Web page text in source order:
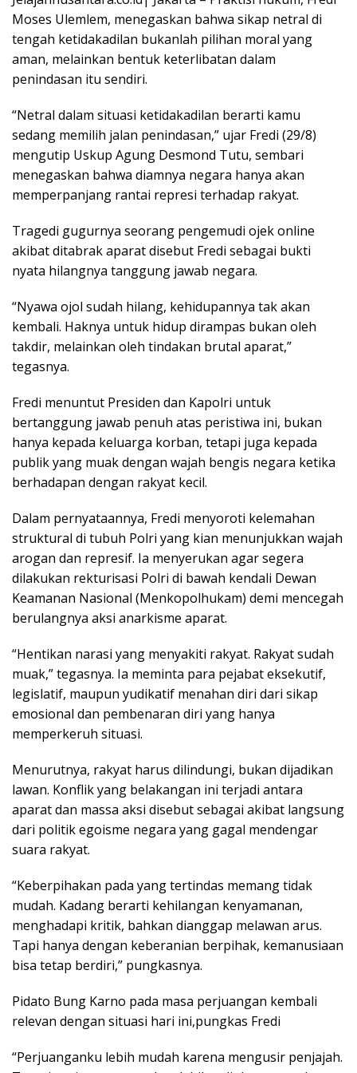
Moses Ulemlem, menegaskan bahwa sikap netral di
tengah ketidakadilan bukanlah pilihan moral yang
aman, melainkan bentuk keterlibatan dalam
penindasan itu sendiri.
“Netral dalam situasi ketidakadilan berarti kamu
sedang memilih jalan penindasan,” ujar Fredi (29/8)
mengutip Uskup Agung Desmond Tutu, sembari
menegaskan bahwa diamnya negara hanya akan
memperpanjang rantai represi terhadap rakyat.
Tragedi gugurnya seorang pengemudi ojek online
akibat ditabrak aparat disebut Fredi sebagai bukti
nyata hilangnya tanggung jawab negara.
“Nyawa ojol sudah hilang, kehidupannya tak akan
kembali. Haknya untuk hidup dirampas bukan oleh
takdir, melainkan oleh tindakan brutal aparat,”
tegasnya.
Fredi menuntut Presiden dan Kapolri untuk
bertanggung jawab penuh atas peristiwa ini, bukan
hanya kepada keluarga korban, tetapi juga kepada
publik yang muak dengan wajah bengis negara ketika
berhadapan dengan rakyat kecil.
Dalam pernyataannya, Fredi menyoroti kelemahan
struktural di tubuh Polri yang kian menunjukkan wajah
arogan dan represif. Ia menyerukan agar segera
dilakukan rekturisasi Polri di bawah kendali Dewan
Keamanan Nasional (Menkopolhukam) demi mencegah
berulangnya aksi anarkisme aparat.
“Hentikan narasi yang menyakiti rakyat. Rakyat sudah
muak,” tegasnya. Ia meminta para pejabat eksekutif,
legislatif, maupun yudikatif menahan diri dari sikap
emosional dan pembenaran diri yang hanya
memperkeruh situasi.
Menurutnya, rakyat harus dilindungi, bukan dijadikan
lawan. Konflik yang belakangan ini terjadi antara
aparat dan massa aksi disebut sebagai akibat langsung
dari politik egoisme negara yang gagal mendengar
suara rakyat.
“Keberpihakan pada yang tertindas memang tidak
mudah. Kadang berarti kehilangan kenyamanan,
menghadapi kritik, bahkan dianggap melawan arus.
Tapi hanya dengan keberanian berpihak, kemanusiaan
bisa tetap berdiri,” pungkasnya.
Pidato Bung Karno pada masa perjuangan kembali
relevan dengan situasi hari ini,pungkas Fredi
“Perjuanganku lebih mudah karena mengusir penjajah.